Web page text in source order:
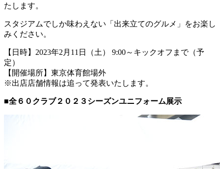
たします。
スタジアムでしか味わえない「出来立てのグルメ」をお楽し
みください。
【日時】2023年2月11日（土） 9:00～キックオフまで（予
定）
【開催場所】東京体育館場外
※出店店舗情報は追って発表いたします。
■全６０クラブ２０２３シーズンユニフォーム展示